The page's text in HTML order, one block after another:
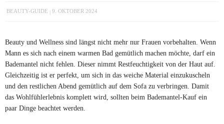
BEAUTY-GUIDE 9. OKTOBER 2024
Beauty und Wellness sind längst nicht mehr nur Frauen vorbehalten. Wenn
Mann es sich nach einem warmen Bad gemütlich machen möchte, darf ein
Bademantel nicht fehlen. Dieser nimmt Restfeuchtigkeit von der Haut auf.
Gleichzeitig ist er perfekt, um sich in das weiche Material einzukuscheln
und den restlichen Abend gemütlich auf dem Sofa zu verbringen. Damit
das Wohlfühlerlebnis komplett wird, sollten beim Bademantel-Kauf ein
paar Dinge beachtet werden.